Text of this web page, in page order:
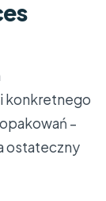
konkretnego
–
ostateczny